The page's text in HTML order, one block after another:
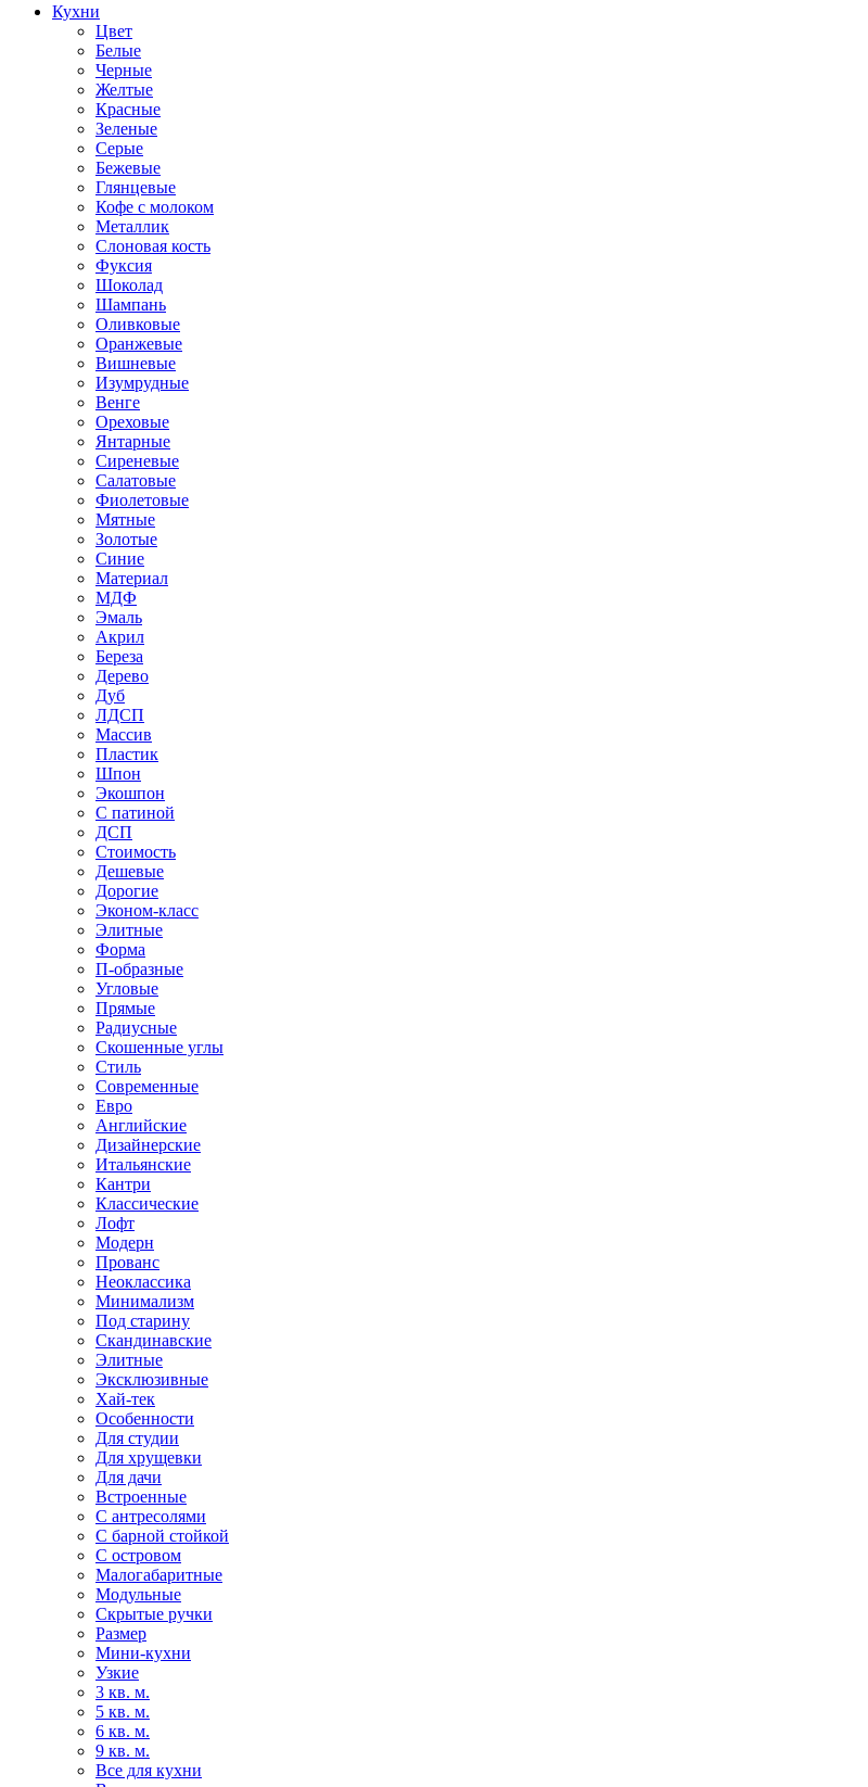
Кухни
Цвет
Белые
Черные
Желтые
Красные
Зеленые
Серые
Бежевые
Глянцевые
Кофе с молоком
Металлик
Слоновая кость
Фуксия
Шоколад
Шампань
Оливковые
Оранжевые
Вишневые
Изумрудные
Венге
Ореховые
Янтарные
Сиреневые
Салатовые
Фиолетовые
Мятные
Золотые
Синие
Материал
МДФ
Эмаль
Акрил
Береза
Дерево
Дуб
ЛДСП
Массив
Пластик
Шпон
Экошпон
С патиной
ДСП
Стоимость
Дешевые
Дорогие
Эконом-класс
Элитные
Форма
П-образные
Угловые
Прямые
Радиусные
Скошенные углы
Стиль
Современные
Евро
Английские
Дизайнерские
Итальянские
Кантри
Классические
Лофт
Модерн
Прованс
Неоклассика
Минимализм
Под старину
Скандинавские
Элитные
Эксклюзивные
Хай-тек
Особенности
Для студии
Для хрущевки
Для дачи
Встроенные
С антресолями
С барной стойкой
С островом
Малогабаритные
Модульные
Скрытые ручки
Размер
Мини-кухни
Узкие
3 кв. м.
5 кв. м.
6 кв. м.
9 кв. м.
Все для кухни